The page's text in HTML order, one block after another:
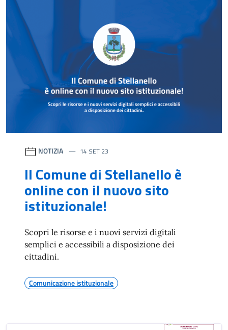
Novità in evidenza
NOTIZIA 14 SET 23
Il Comune di Stellanello è
online con il nuovo sito
istituzionale!
Scopri le risorse e i nuovi servizi digitali
semplici e accessibili a disposizione dei
cittadini.
Comunicazione istituzionale